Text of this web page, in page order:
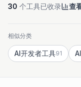
30 个工具已收录 查
相似分类
AI开发者工具91